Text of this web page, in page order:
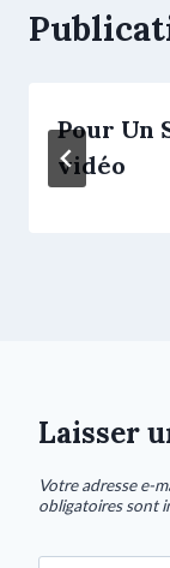
Pour Un
vidéo
Laisser
Votre adresse e-
obligatoires sont